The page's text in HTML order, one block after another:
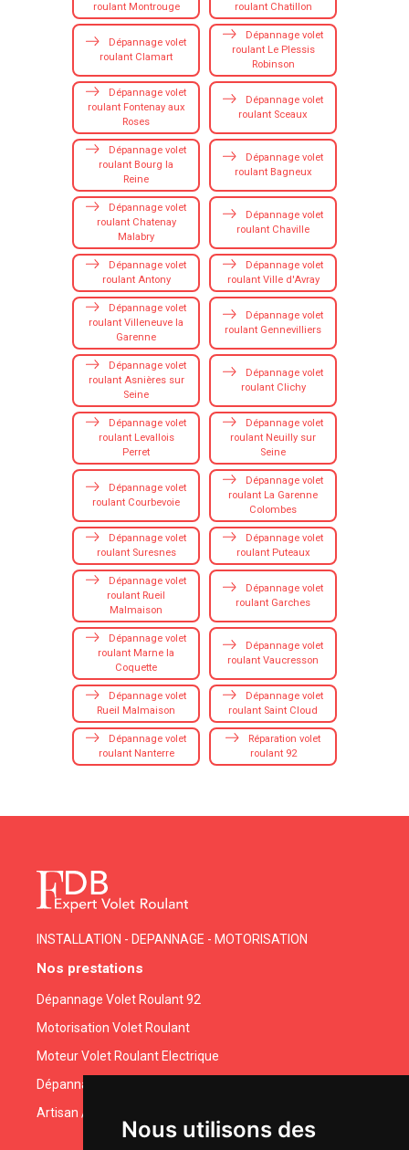
Nous utilisons des
roulant Montrouge
roulant Chatillon
Dépannage volet
roulant Clamart
Dépannage volet
roulant Le Plessis
Robinson
Dépannage volet
roulant Fontenay aux
Roses
Dépannage volet
roulant Sceaux
Dépannage volet
roulant Bourg la
Reine
Dépannage volet
roulant Bagneux
Dépannage volet
roulant Chatenay
Malabry
Dépannage volet
roulant Chaville
Dépannage volet
roulant Antony
Dépannage volet
roulant Ville d'Avray
Dépannage volet
roulant Villeneuve la
Garenne
Dépannage volet
roulant Gennevilliers
Dépannage volet
roulant Asnières sur
Seine
Dépannage volet
roulant Clichy
Dépannage volet
roulant Levallois
Perret
Dépannage volet
roulant Neuilly sur
Seine
Dépannage volet
roulant Courbevoie
Dépannage volet
roulant La Garenne
Colombes
Dépannage volet
roulant Suresnes
Dépannage volet
roulant Puteaux
Dépannage volet
roulant Rueil
Malmaison
Dépannage volet
roulant Garches
Dépannage volet
roulant Marne la
Coquette
Dépannage volet
roulant Vaucresson
Dépannage volet
Rueil Malmaison
Dépannage volet
roulant Saint Cloud
Dépannage volet
roulant Nanterre
Réparation volet
roulant 92
INSTALLATION - DEPANNAGE - MOTORISATION
Nos prestations
Dépannage Volet Roulant 92
Motorisation Volet Roulant
Moteur Volet Roulant Electrique
Dépannage Moteur Volet Electrique
Artisan / Articles / Fournisseurs